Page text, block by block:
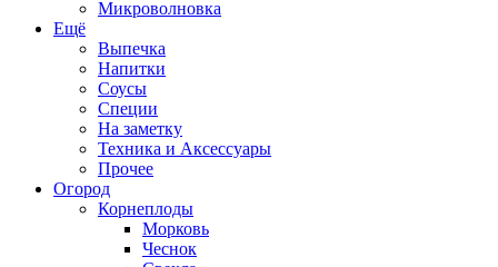
Микроволновка
Ещё
Выпечка
Напитки
Соусы
Специи
На заметку
Техника и Аксессуары
Прочее
Огород
Корнеплоды
Морковь
Чеснок